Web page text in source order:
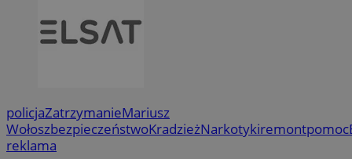
policjaZatrzymanieMariusz
WołoszbezpieczeństwoKradzieżNarkotykiremontpomoc
reklama